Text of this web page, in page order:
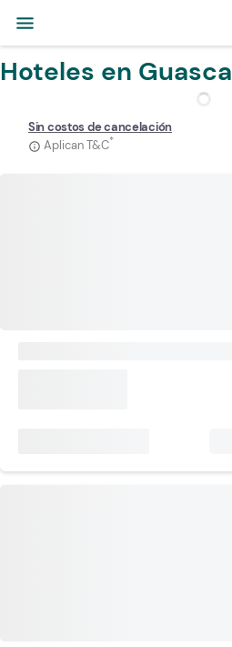
menu
Hoteles en Guasca
Sin costos de cancelación
info_outline Aplican T&C*